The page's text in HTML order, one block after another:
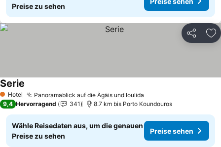
Preise zu sehen
Teilen
1 Sterne
Hotel Panoramablick auf die Ägäis und Ioulida
Serie
9,4 Hervorragend 341 8.7 km bis Porto Koundouros
Wähle Reisedaten aus, um die genauen
Preise zu sehen
Preise sehen